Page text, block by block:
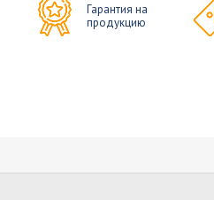
Гарантия на
продукцию